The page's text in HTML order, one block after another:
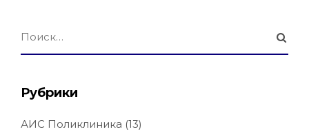
Рубрики
АИС Поликлиника (13)